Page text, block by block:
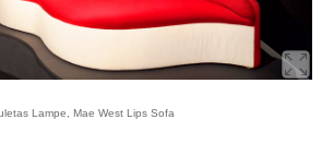
Lampe, Mae West Lips Sofa